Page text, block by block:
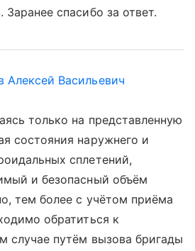
спасибо за ответ.
Алексей Васильевич
только на представленную
состояния наружнего и
сплетений,
и безопасный объём
тем более с учётом приёма
обратиться к
случае путём вызова бригады